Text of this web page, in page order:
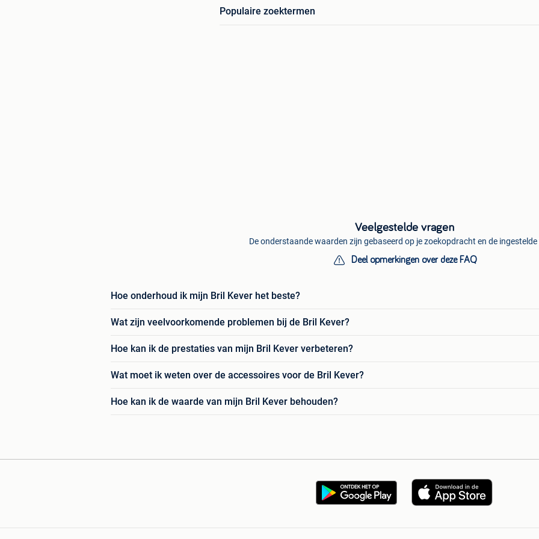
Populaire zoektermen
Veelgestelde vragen
De onderstaande waarden zijn gebaseerd op je zoekopdracht en de
Deel opmerkingen over deze FAQ
Hoe onderhoud ik mijn Bril Kever het beste?
Wat zijn veelvoorkomende problemen bij de Bril Kever?
Hoe kan ik de prestaties van mijn Bril Kever verbeteren?
Wat moet ik weten over de accessoires voor de Bril Kever?
Hoe kan ik de waarde van mijn Bril Kever behouden?